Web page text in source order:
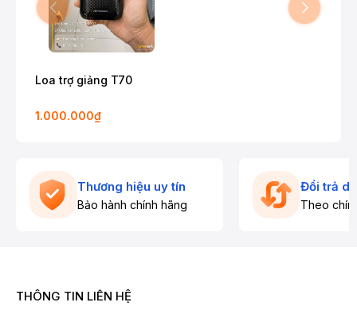
Loa trợ giảng T70
1.000.000₫
Thương hiệu uy tín
Bảo hành chính hãng
Đổi trả
Theo
THÔNG TIN LIÊN HỆ